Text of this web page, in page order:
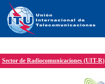
Sector de Radiocomunicaciones (UIT-R)